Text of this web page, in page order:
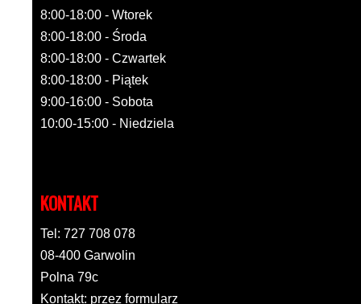
8:00-18:00 - Wtorek
8:00-18:00 - Środa
8:00-18:00 - Czwartek
8:00-18:00 - Piątek
9:00-16:00 - Sobota
10:00-15:00 - Niedziela
KONTAKT
Tel: 727 708 078
08-400 Garwolin
Polna 79c
Kontakt: przez formularz